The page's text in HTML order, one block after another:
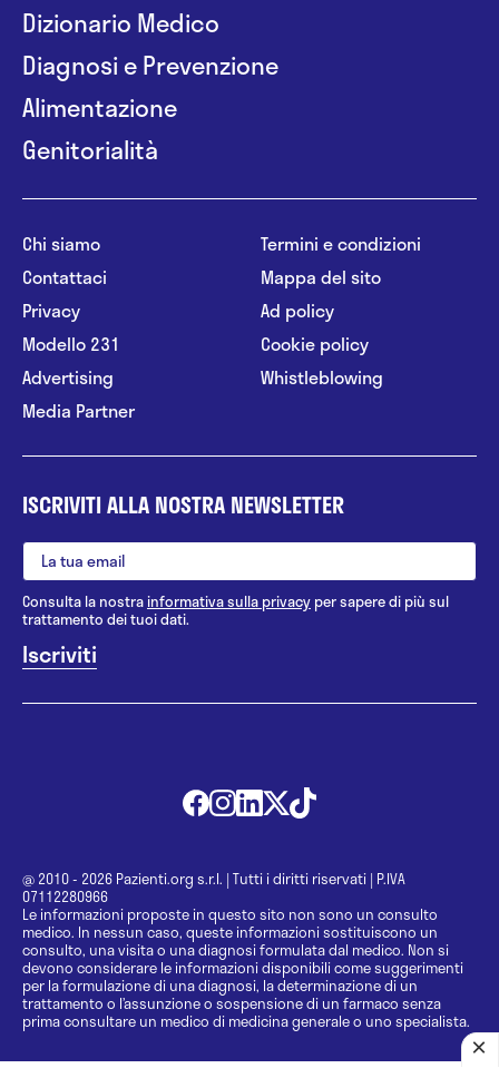
Dizionario Medico
Diagnosi e Prevenzione
Alimentazione
Genitorialità
Chi siamo
Contattaci
Privacy
Modello 231
Advertising
Media Partner
Termini e condizioni
Mappa del sito
Ad policy
Cookie policy
Whistleblowing
ISCRIVITI ALLA NOSTRA NEWSLETTER
Consulta la nostrainformativa sulla privacy per sapere di più sul
trattamento dei tuoi dati.
@ 2010 - 2026 Pazienti.org s.r.l. | Tutti i diritti riservati | P.IVA
07112280966
Le informazioni proposte in questo sito non sono un consulto
medico. In nessun caso, queste informazioni sostituiscono un
consulto, una visita o una diagnosi formulata dal medico. Non si
devono considerare le informazioni disponibili come suggerimenti
per la formulazione di una diagnosi, la determinazione di un
trattamento o l’assunzione o sospensione di un farmaco senza
prima consultare un medico di medicina generale o uno specialista.